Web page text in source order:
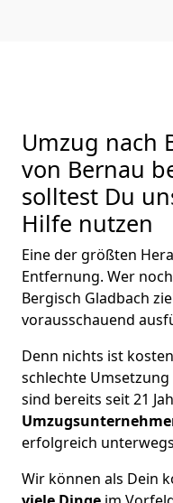
Umzug nach
von Bernau
solltest Du
Hilfe nutzen
Eine der größten
Entfernung. Wer
Bergisch Gladbach
vorausschauend
Denn nichts ist
schlechte
sind bereits seit 21
erfolgreich
Wir können als Dein